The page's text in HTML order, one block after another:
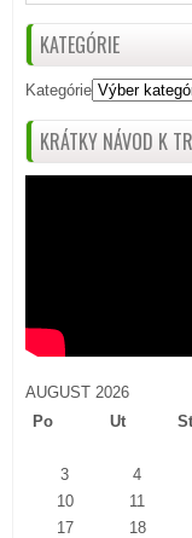
KATEGÓRIE
Kategórie
KRÁTKY NÁVOD K
AUGUST 2026
Po
Ut St
3
4
10
11
17
18